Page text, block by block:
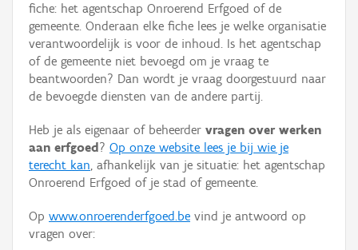
Thema
Gebeurtenis
Persoon of collectief
Hergebruik
Aanmelden
fiche: het agentschap Onroerend Erfgoed of de
gemeente. Onderaan elke fiche lees je welke organisatie
verantwoordelijk is voor de inhoud. Is het agentschap
of de gemeente niet bevoegd om je vraag te
beantwoorden? Dan wordt je vraag doorgestuurd naar
de bevoegde diensten van de andere partij.
Heb je als eigenaar of beheerder vragen over werken
aan erfgoed ? Op onze website lees je bij wie je
terecht kan, afhankelijk van je situatie: het agentschap
Onroerend Erfgoed of je stad of gemeente.
Op www.onroerenderfgoed.be vind je antwoord op
vragen over: